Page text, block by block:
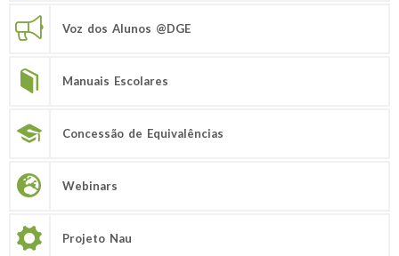
Voz dos Alunos @DGE
Manuais Escolares
Concessão de Equivalências
Webinars
Projeto Nau